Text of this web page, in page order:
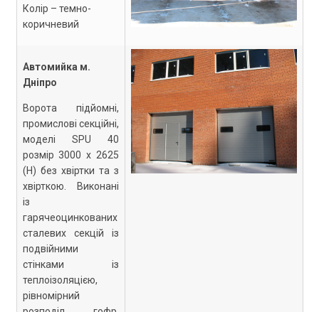
Колір – темно-
коричневий
Автомийка м.
Дніпро
Ворота підйомні,
промислові секційні,
моделі SPU 40
розмір 3000 х 2625
(Н) без хвіртки та з
хвірткою. Виконані
із
гарячеоцинкованих
сталевих секцій із
подвійними
стінками із
теплоізоляцією,
рівномірний